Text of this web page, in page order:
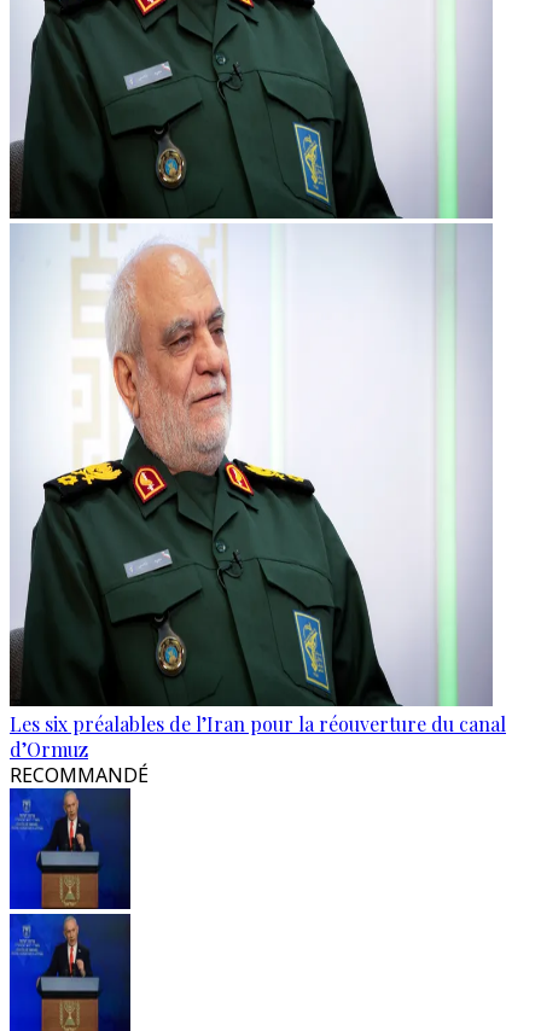
Les six préalables de l’Iran pour la réouverture du canal
d’Ormuz
RECOMMANDÉ